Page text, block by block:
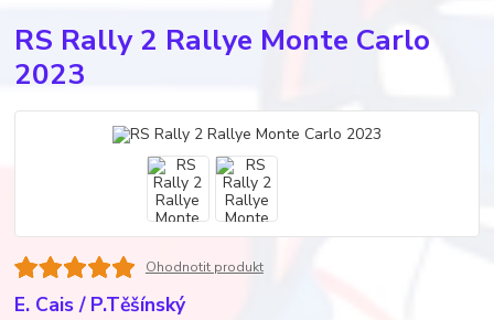
RS Rally 2 Rallye Monte Carlo
2023
Ohodnotit produkt
E. Cais / P.Těšínský